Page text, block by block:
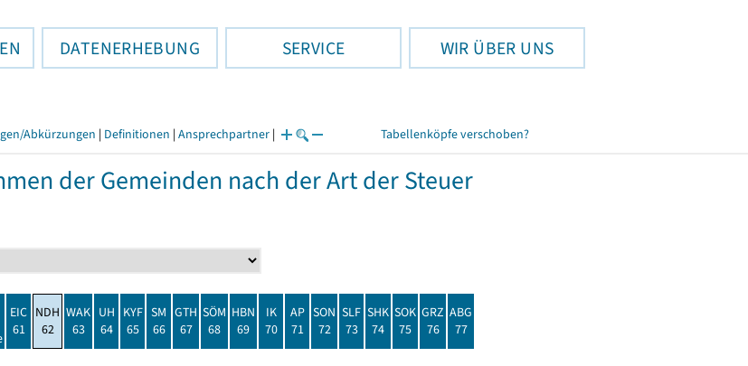
DATENERHEBUNG SERVICE WIR ÜBER UNS
Abkürzungen | Definitionen | Ansprechpartner | Tabellenköpfe verschoben?
der Gemeinden nach der Art der Steuer
EIC
61
NDH
62
WAK
63
UH
64
KYF
65
SM
66
GTH
67
SÖM
68
HBN
69
IK
70
AP
71
SON
72
SLF
73
SHK
74
SOK
75
GRZ
76
ABG
77